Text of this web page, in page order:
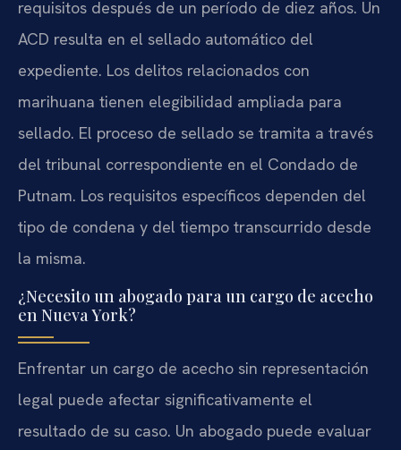
requisitos después de un período de diez años. Un
ACD resulta en el sellado automático del
expediente. Los delitos relacionados con
marihuana tienen elegibilidad ampliada para
sellado. El proceso de sellado se tramita a través
del tribunal correspondiente en el Condado de
Putnam. Los requisitos específicos dependen del
tipo de condena y del tiempo transcurrido desde
la misma.
¿Necesito un abogado para un cargo de acecho
en Nueva York?
Enfrentar un cargo de acecho sin representación
legal puede afectar significativamente el
resultado de su caso. Un abogado puede evaluar